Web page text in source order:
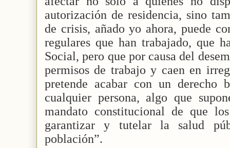
autorización de residencia, sino
de crisis, añado yo ahora, puede
regulares que han trabajado, que
Social, pero que por causa del
permisos de trabajo y caen en
pretende acabar con un derecho
cualquier persona, algo que
mandato constitucional de que
garantizar y tutelar la salud
población”.